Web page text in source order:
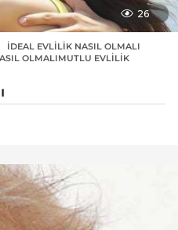
26
,İDEAL EVLILIK NASIL OLMALI
OLMALIMUTLU EVLILIK